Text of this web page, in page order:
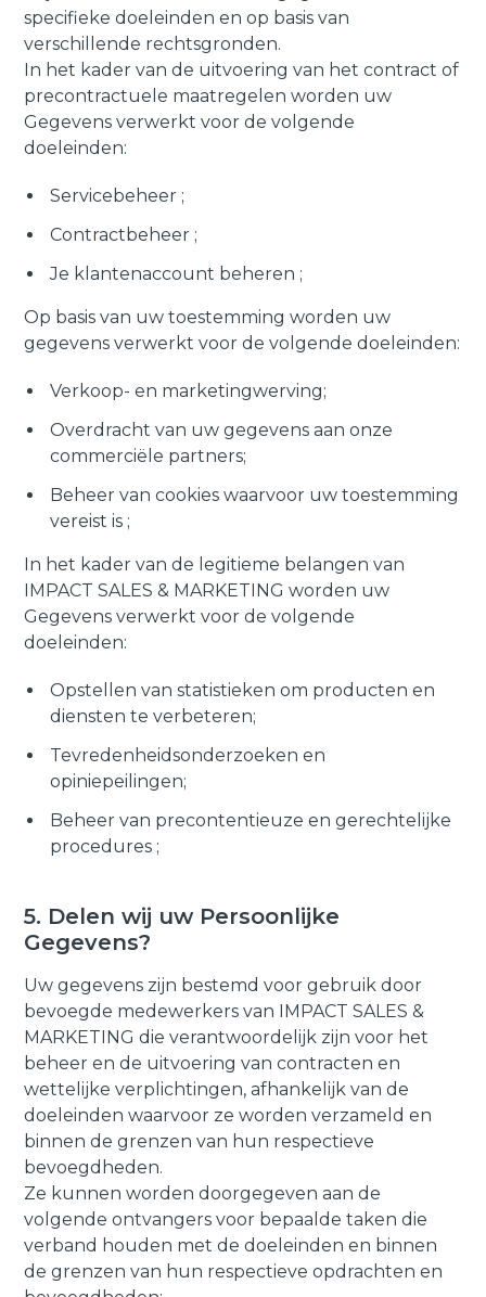
specifieke doeleinden en op basis van
verschillende rechtsgronden.
In het kader van de uitvoering van het contract of
precontractuele maatregelen worden uw
Gegevens verwerkt voor de volgende
doeleinden:
Servicebeheer ;
Contractbeheer ;
Je klantenaccount beheren ;
Op basis van uw toestemming worden uw
gegevens verwerkt voor de volgende doeleinden:
Verkoop- en marketingwerving;
Overdracht van uw gegevens aan onze
commerciële partners;
Beheer van cookies waarvoor uw toestemming
vereist is ;
In het kader van de legitieme belangen van
IMPACT SALES & MARKETING worden uw
Gegevens verwerkt voor de volgende
doeleinden:
Opstellen van statistieken om producten en
diensten te verbeteren;
Tevredenheidsonderzoeken en
opiniepeilingen;
Beheer van precontentieuze en gerechtelijke
procedures ;
5. Delen wij uw Persoonlijke
Gegevens?
Uw gegevens zijn bestemd voor gebruik door
bevoegde medewerkers van IMPACT SALES &
MARKETING die verantwoordelijk zijn voor het
beheer en de uitvoering van contracten en
wettelijke verplichtingen, afhankelijk van de
doeleinden waarvoor ze worden verzameld en
binnen de grenzen van hun respectieve
bevoegdheden.
Ze kunnen worden doorgegeven aan de
volgende ontvangers voor bepaalde taken die
verband houden met de doeleinden en binnen
de grenzen van hun respectieve opdrachten en